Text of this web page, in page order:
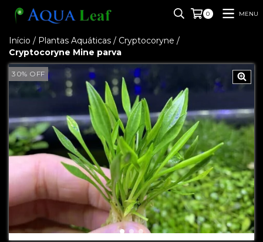
0 MENU
Início / Plantas Aquáticas / Cryptocoryne /
Cryptocoryne Mine parva
30% OFF